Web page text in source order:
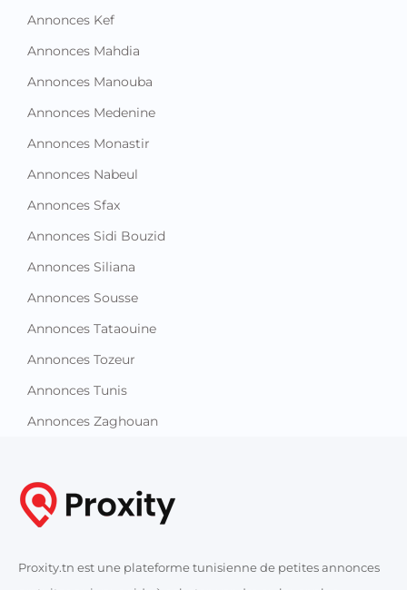
Annonces Kef
Annonces Mahdia
Annonces Manouba
Annonces Medenine
Annonces Monastir
Annonces Nabeul
Annonces Sfax
Annonces Sidi Bouzid
Annonces Siliana
Annonces Sousse
Annonces Tataouine
Annonces Tozeur
Annonces Tunis
Annonces Zaghouan
Proxity.tn est une plateforme tunisienne de petites annonces